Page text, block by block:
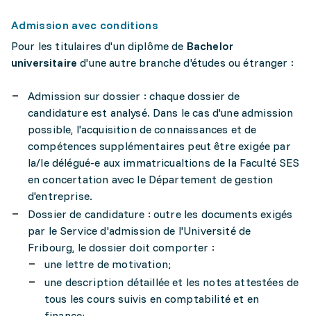
Admission avec conditions
Pour les titulaires d'un diplôme de Bachelor
universitaire d'une autre branche d'études ou étranger :
Admission sur dossier : chaque dossier de
candidature est analysé. Dans le cas d'une admission
possible, l'acquisition de connaissances et de
compétences supplémentaires peut être exigée par
la/le délégué-e aux immatricualtions de la Faculté SES
en concertation avec le Département de gestion
d'entreprise.
Dossier de candidature : outre les documents exigés
par le Service d'admission de l'Université de
Fribourg, le dossier doit comporter :
une lettre de motivation;
une description détaillée et les notes attestées de
tous les cours suivis en comptabilité et en